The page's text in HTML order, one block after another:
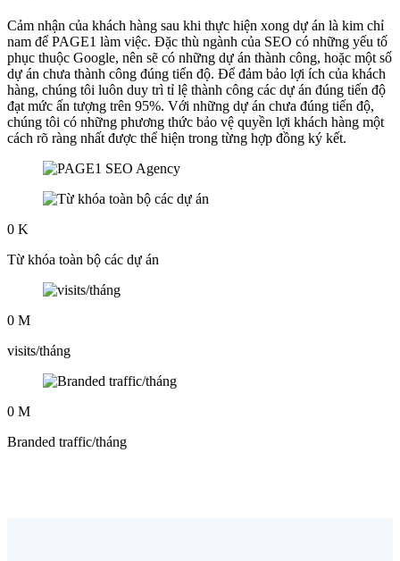
Cảm nhận của khách hàng sau khi thực hiện xong dự án là kim chỉ
nam để PAGE1 làm việc. Đặc thù ngành của SEO có những yếu tố
phục thuộc Google, nên sẽ có những dự án thành công, hoặc một số
dự án chưa thành công đúng tiến độ. Để đảm bảo lợi ích của khách
hàng, chúng tôi luôn duy trì tỉ lệ thành công các dự án đúng tiến độ
đạt mức ấn tượng trên 95%. Với những dự án chưa đúng tiến độ,
chúng tôi có những phương thức bảo vệ quyền lợi khách hàng một
cách rõ ràng nhất được thể hiện trong từng hợp đồng ký kết.
0 K
Từ khóa toàn bộ các dự án
0 M
visits/tháng
0 M
Branded traffic/tháng